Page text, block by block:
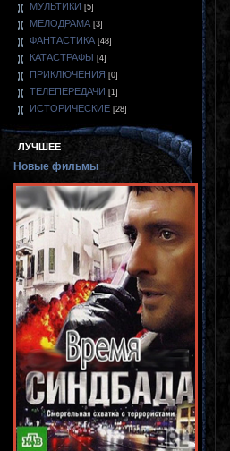
МУЛЬТИКИ [5]
МЕЛОДРАМА [3]
ФАНТАСТИКА [48]
КАТАСТРАФЫ [4]
ПРИКЛЮЧЕНИЯ [0]
ТЕЛЕПЕРЕДАЧИ [1]
ИСТОРИЧЕСКИЕ [28]
ЛУЧШЕЕ
Новые фильмы